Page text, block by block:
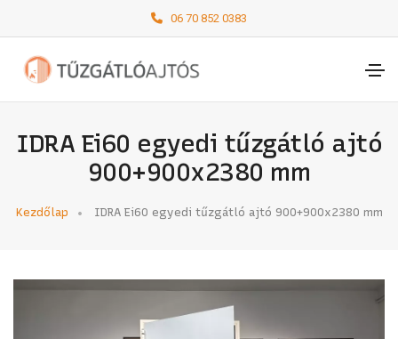
06 70 852 0383
IDRA Ei60 egyedi tűzgátló ajtó
900+900x2380 mm
Kezdőlap IDRA Ei60 egyedi tűzgátló ajtó 900+900x2380 mm